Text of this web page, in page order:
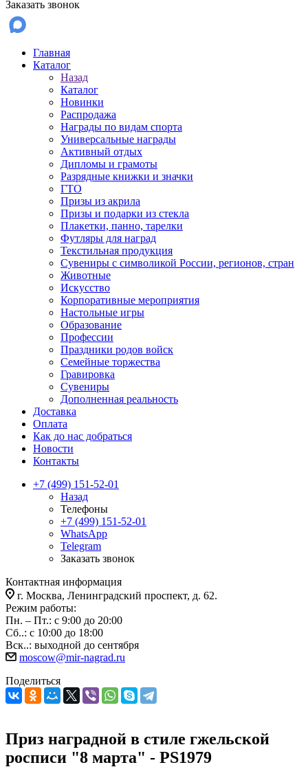
Заказать звонок
Главная
Каталог
Назад
Каталог
Новинки
Распродажа
Награды по видам спорта
Универсальные награды
Активный отдых
Дипломы и грамоты
Разрядные книжки и значки
ГТО
Призы из акрила
Призы и подарки из стекла
Плакетки, панно, тарелки
Футляры для наград
Текстильная продукция
Сувениры с символикой России, регионов, стран
Животные
Искусство
Корпоративные мероприятия
Настольные игры
Образование
Профессии
Праздники родов войск
Семейные торжества
Гравировка
Сувениры
Дополненная реальность
Доставка
Оплата
Как до нас добраться
Новости
Контакты
+7 (499) 151-52-01
Назад
Телефоны
+7 (499) 151-52-01
WhatsApp
Telegram
Заказать звонок
Контактная информация
г. Москва, Ленинградский проспект, д. 62.
Режим работы:
Пн. – Пт.: с 9:00 до 20:00
Сб..: с 10:00 до 18:00
Вск..: выходной до сентября
moscow@mir-nagrad.ru
Поделиться
Приз наградной в стиле гжельской
росписи "8 марта" - PS1979